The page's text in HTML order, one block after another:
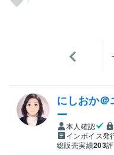
にしおか＠
ー
本人確認
インボイス発
総販売実績203